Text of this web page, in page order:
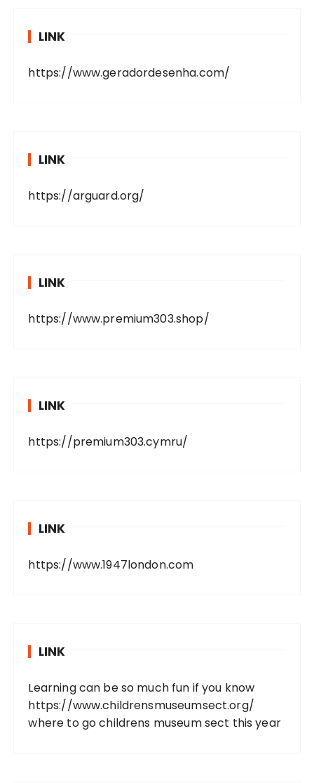
LINK
https://www.geradordesenha.com/
LINK
https://arguard.org/
LINK
https://www.premium303.shop/
LINK
https://premium303.cymru/
LINK
https://www.1947london.com
LINK
Learning can be so much fun if you know
https://www.childrensmuseumsect.org/
where to go childrens museum sect this year